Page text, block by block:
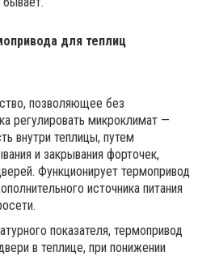
для теплиц
позволяющее без
регулировать микроклимат —
внутри теплицы, путем
и закрывания форточек,
Функционирует термопривод
источника питания
показателя, термопривод
в теплице, при понижении